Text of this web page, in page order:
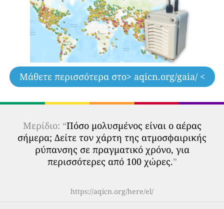
Μάθετε περισσότερα στο> aqicn.org/gaia/ <
Μερίδιο: “Πόσο μολυσμένος είναι ο αέρας
σήμερα; Δείτε τον χάρτη της ατμοσφαιρικής
ρύπανσης σε πραγματικό χρόνο, για
περισσότερες από 100 χώρες.”
https://aqicn.org/here/el/